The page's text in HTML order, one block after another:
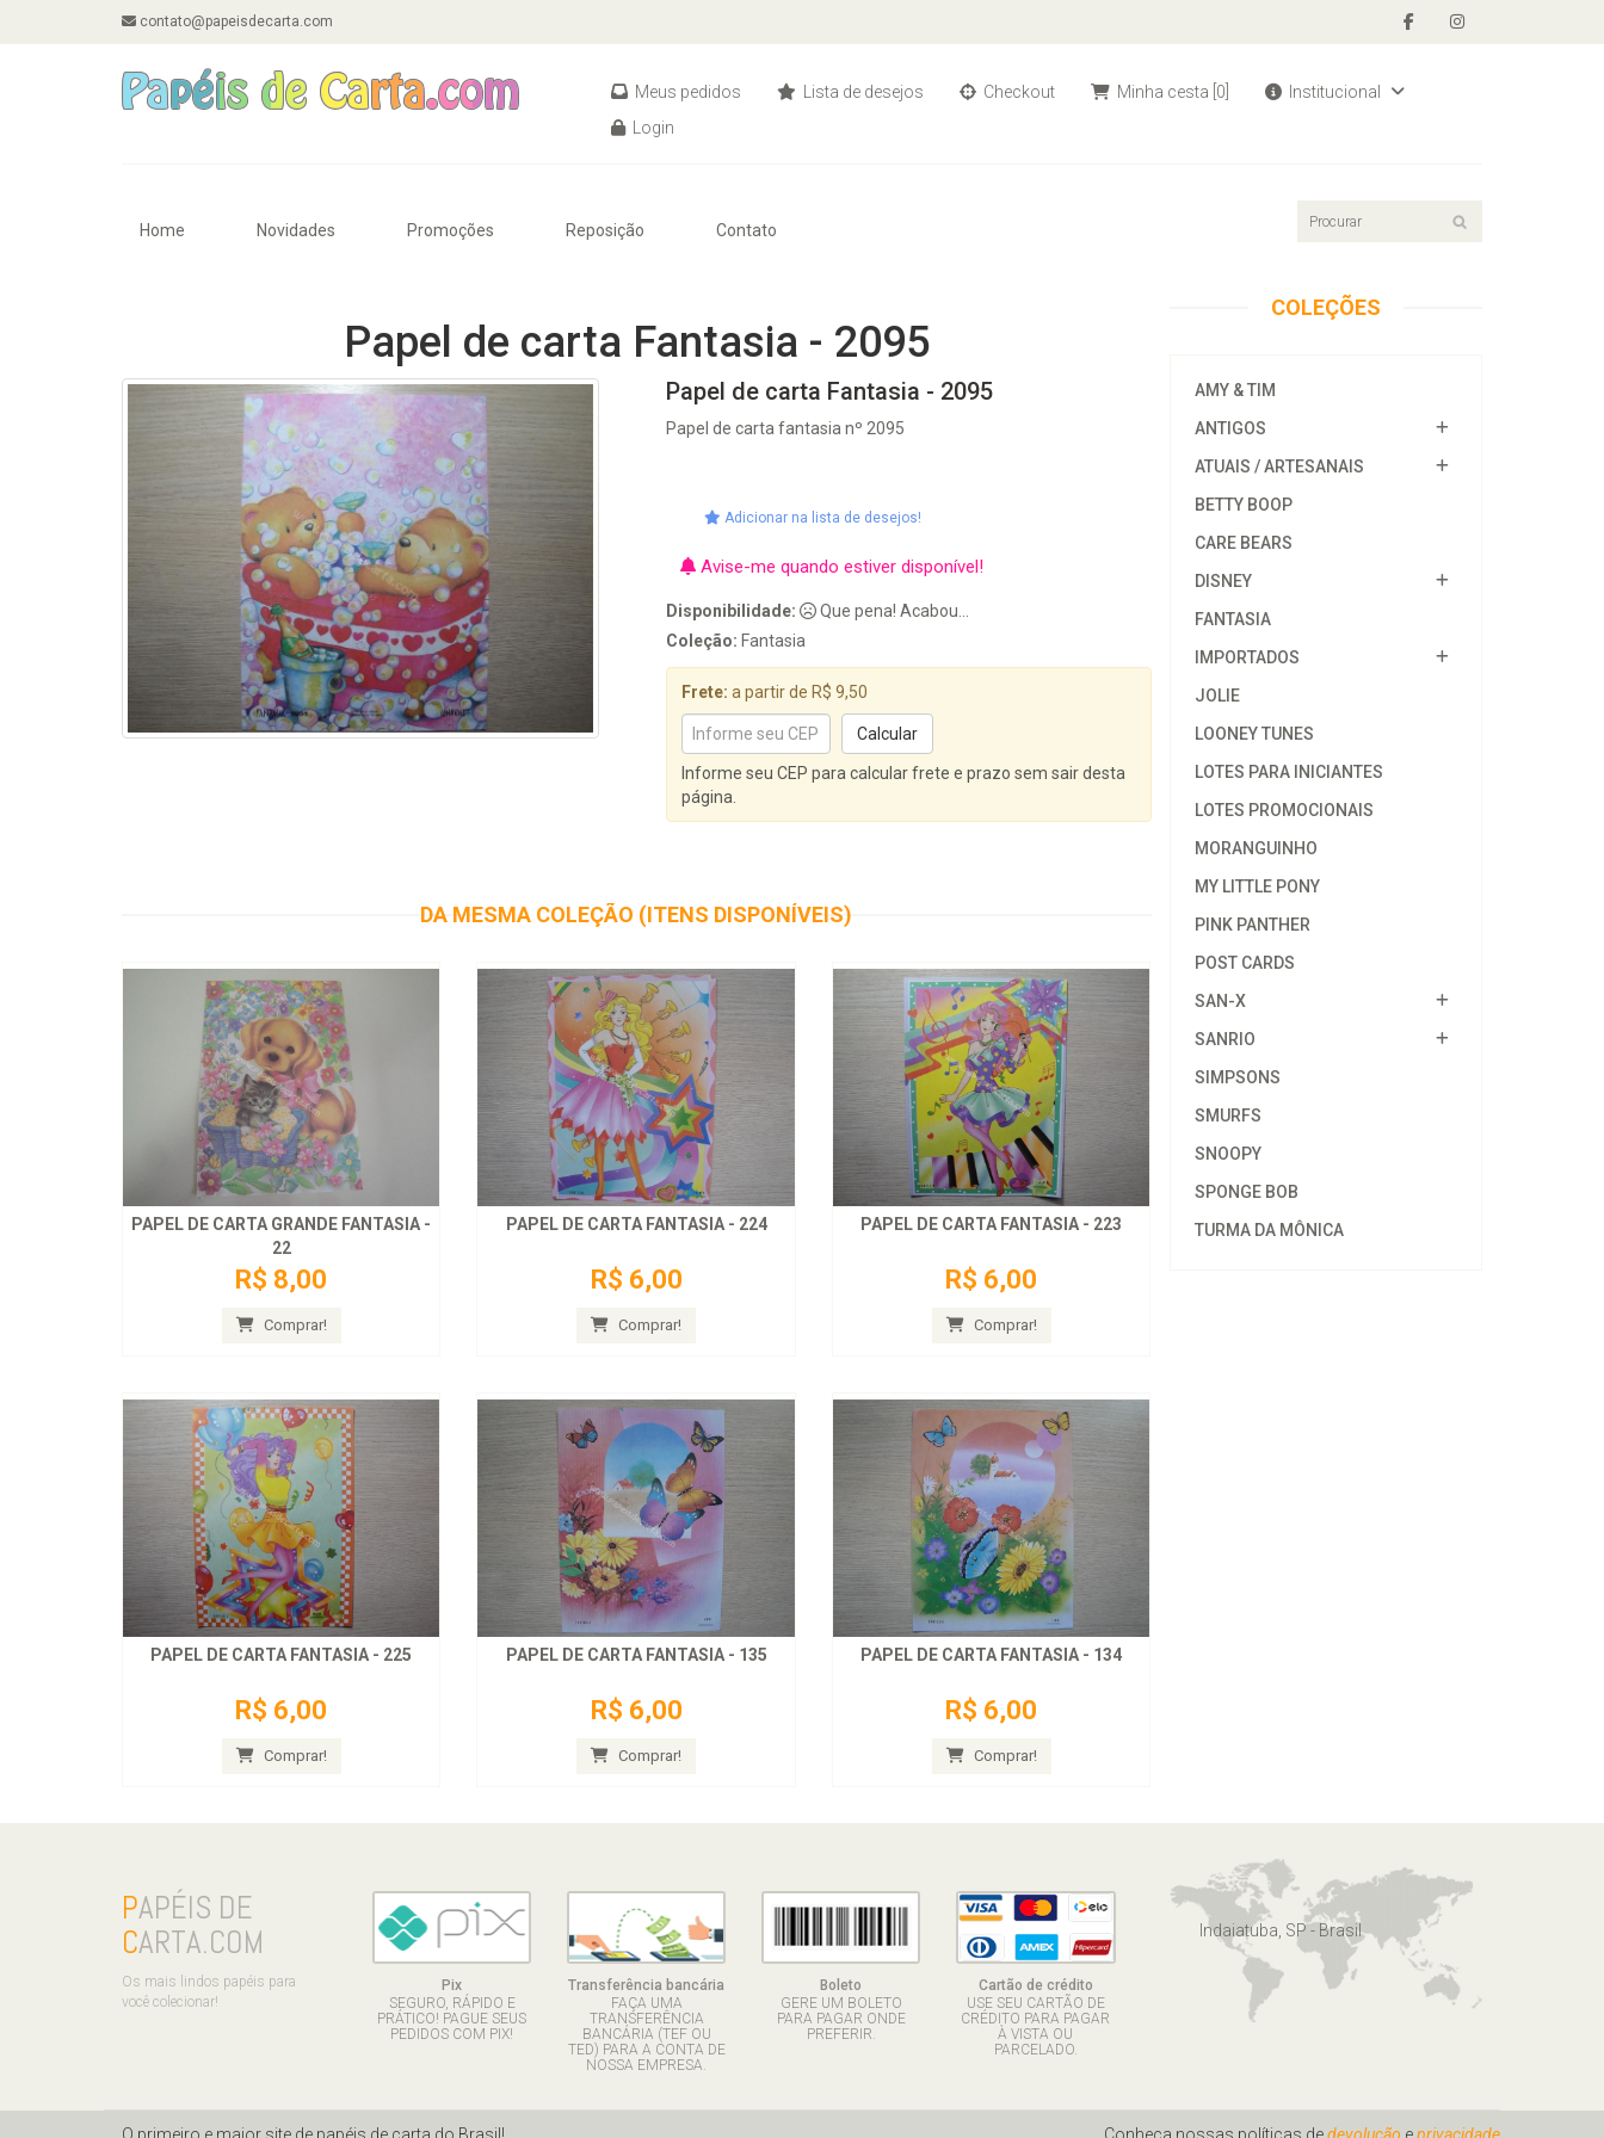
contato@papeisdecarta.com
Meus pedidos Lista de desejos Checkout Minha cesta [0]
Institucional
Login
Home Novidades Promoções Reposição Contato
Papel de carta Fantasia - 2095
Papel de carta Fantasia - 2095
Papel de carta fantasia nº 2095
Adicionar na lista de desejos!
Avise-me quando estiver disponível!
Disponibilidade:
Que pena! Acabou...
Coleção: Fantasia
Frete: a partir de R$ 9,50
Informe seu CEP para calcular frete e prazo sem sair desta
página.
DA MESMA COLEÇÃO (ITENS DISPONÍVEIS)
PAPEL DE CARTA GRANDE FANTASIA -
22
R$ 8,00
Comprar!
PAPEL DE CARTA FANTASIA - 224
R$ 6,00
Comprar!
PAPEL DE CARTA FANTASIA - 223
R$ 6,00
Comprar!
PAPEL DE CARTA FANTASIA - 225
R$ 6,00
Comprar!
PAPEL DE CARTA FANTASIA - 135
R$ 6,00
Comprar!
PAPEL DE CARTA FANTASIA - 134
R$ 6,00
Comprar!
COLEÇÕES
AMY & TIM
ANTIGOS
ATUAIS / ARTESANAIS
BETTY BOOP
CARE BEARS
DISNEY
FANTASIA
IMPORTADOS
JOLIE
LOONEY TUNES
LOTES PARA INICIANTES
LOTES PROMOCIONAIS
MORANGUINHO
MY LITTLE PONY
PINK PANTHER
POST CARDS
SAN-X
SANRIO
SIMPSONS
SMURFS
SNOOPY
SPONGE BOB
TURMA DA MÔNICA
PAPÉIS DE
CARTA.COM
Os mais lindos papéis para
você colecionar!
Pix
SEGURO, RÁPIDO E
PRÁTICO! PAGUE SEUS
PEDIDOS COM PIX!
Transferência bancária
FAÇA UMA
TRANSFERÊNCIA
BANCÁRIA (TEF OU
TED) PARA A CONTA DE
NOSSA EMPRESA.
Boleto
GERE UM BOLETO
PARA PAGAR ONDE
PREFERIR.
Cartão de crédito
USE SEU CARTÃO DE
CRÉDITO PARA PAGAR
À VISTA OU
PARCELADO.
Indaiatuba, SP - Brasil